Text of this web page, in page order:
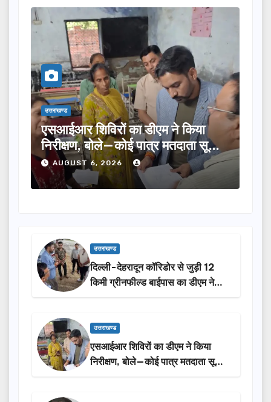
उत्तराखण्ड
एसआईआर शिविरों का डीएम ने किया
निरीक्षण, बोले—कोई पात्र मतदाता सूची
से न छूटे…
AUGUST 6, 2026
उत्तराखण्ड
दिल्ली-देहरादून कॉरिडोर से जुड़ी 12
किमी ग्रीनफील्ड बाईपास का डीएम ने
किया निरीक्षण…
उत्तराखण्ड
एसआईआर शिविरों का डीएम ने किया
निरीक्षण, बोले—कोई पात्र मतदाता सूची
से न छूटे…